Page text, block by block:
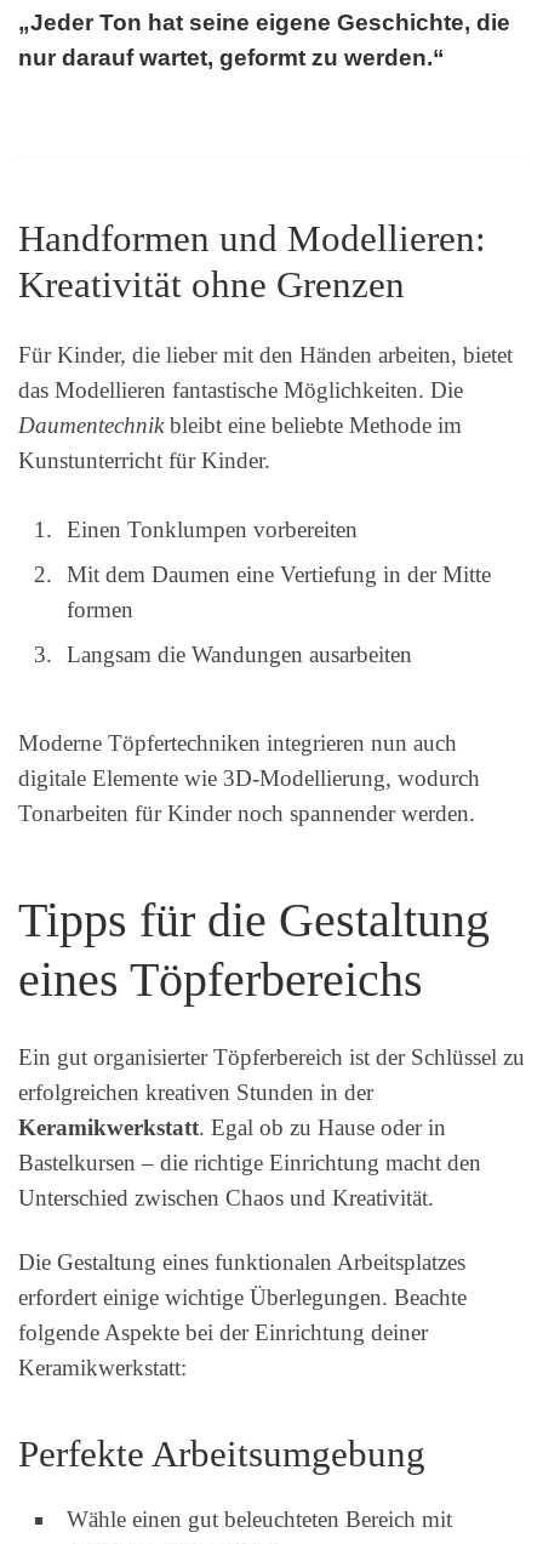
„Jeder Ton hat seine eigene Geschichte, die
nur darauf wartet, geformt zu werden.“
Handformen und Modellieren:
Kreativität ohne Grenzen
Für Kinder, die lieber mit den Händen arbeiten, bietet
das Modellieren fantastische Möglichkeiten. Die
Daumentechnikbleibt eine beliebte Methode im
Kunstunterricht für Kinder.
Einen Tonklumpen vorbereiten
Mit dem Daumen eine Vertiefung in der Mitte
formen
Langsam die Wandungen ausarbeiten
Moderne Töpfertechniken integrieren nun auch
digitale Elemente wie 3D-Modellierung, wodurch
Tonarbeiten für Kinder noch spannender werden.
Tipps für die Gestaltung
eines Töpferbereichs
Ein gut organisierter Töpferbereich ist der Schlüssel zu
erfolgreichen kreativen Stunden in der
Keramikwerkstatt. Egal ob zu Hause oder in
Bastelkursen – die richtige Einrichtung macht den
Unterschied zwischen Chaos und Kreativität.
Die Gestaltung eines funktionalen Arbeitsplatzes
erfordert einige wichtige Überlegungen. Beachte
folgende Aspekte bei der Einrichtung deiner
Keramikwerkstatt:
Perfekte Arbeitsumgebung
Wähle einen gut beleuchteten Bereich mit